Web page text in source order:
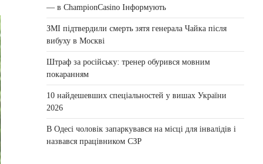
— в ChampionCasino Інформують
ЗМІ підтвердили смерть зятя генерала Чайка після
вибуху в Москві
Штраф за російську: тренер обурився мовним
покаранням
10 найдешевших спеціальностей у вишах України
2026
В Одесі чоловік запаркувався на місці для інвалідів і
назвався працівником СЗР